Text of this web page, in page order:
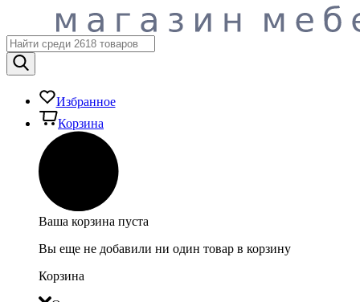
Избранное
Корзина
Ваша корзина пуста
Вы еще не добавили ни один товар в корзину
Корзина